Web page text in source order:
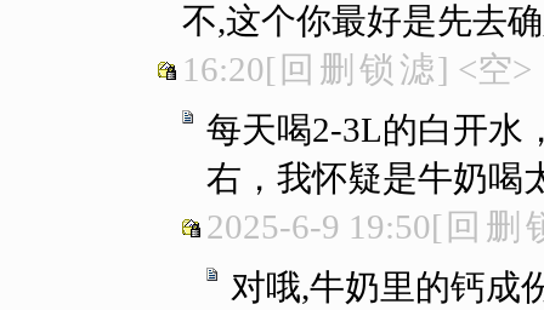
不,这个你最好是先去
16:20[ 回 删 锁 滤] <空>
每天喝2-3L的白开水
右，我怀疑是牛奶喝
2025-6-9 19:50[ 回 删
对哦,牛奶里的钙成